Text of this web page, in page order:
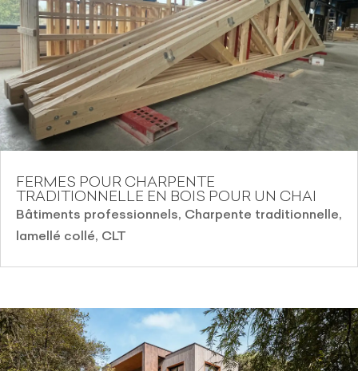
FERMES POUR CHARPENTE
TRADITIONNELLE EN BOIS POUR UN CHAI
Bâtiments professionnels, Charpente traditionnelle,
lamellé collé, CLT